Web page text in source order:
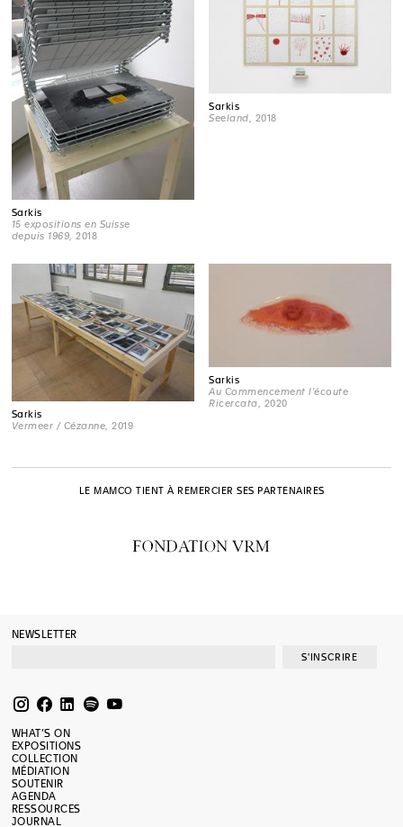
Sarkis
15 expositions en Suisse
depuis 1969 , 2018
Sarkis
Seeland , 2018
Sarkis
Vermeer / Cézanne , 2019
Sarkis
Au Commencement l'écoute
Ricercata, 2020
LE MAMCO TIENT À REMERCIER SES PARTENAIRES
NEWSLETTER
S'INSCRIRE
WHAT’S ON
EXPOSITIONS
COLLECTION
MÉDIATION
SOUTENIR
AGENDA
RESSOURCES
JOURNAL